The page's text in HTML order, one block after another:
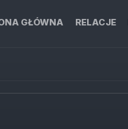
GŁÓWNA RELACJE